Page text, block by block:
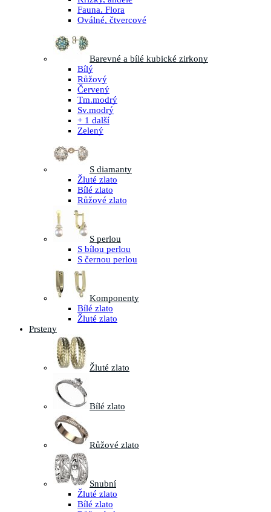
Fauna, Flora
Oválné, čtvercové
Barevné a bílé kubické zirkony
Bílý
Růžový
Červený
Tm.modrý
Sv.modrý
+ 1 další
Zelený
S diamanty
Žluté zlato
Bílé zlato
Růžové zlato
S perlou
S bílou perlou
S černou perlou
Komponenty
Bílé zlato
Žluté zlato
Prsteny
Žluté zlato
Bílé zlato
Růžové zlato
Snubní
Žluté zlato
Bílé zlato